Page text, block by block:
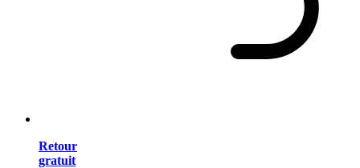
Retour
gratuit